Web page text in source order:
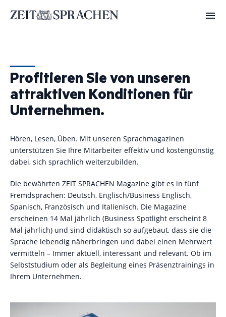
Profitieren Sie von unseren
attraktiven Konditionen für
Unternehmen.
Hören, Lesen, Üben. Mit unseren Sprachmagazinen
unterstützen Sie Ihre Mitarbeiter effektiv und kostengünstig
dabei, sich sprachlich weiterzubilden.
Die bewährten ZEIT SPRACHEN Magazine gibt es in fünf
Fremdsprachen: Deutsch, Englisch/Business Englisch,
Spanisch, Französisch und Italienisch. Die Magazine
erscheinen 14 Mal jährlich (Business Spotlight erscheint 8
Mal jährlich) und sind didaktisch so aufgebaut, dass sie die
Sprache lebendig näherbringen und dabei einen Mehrwert
vermitteln – Immer aktuell, interessant und relevant. Ob im
Selbststudium oder als Begleitung eines Präsenztrainings in
Ihrem Unternehmen.